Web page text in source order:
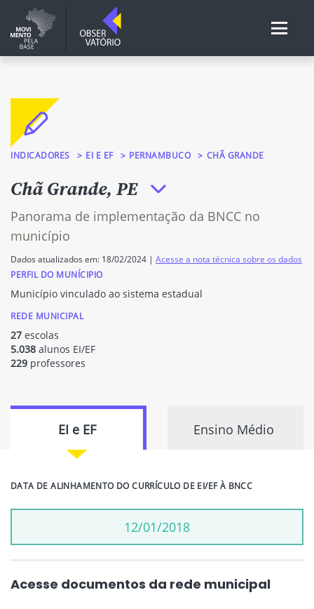
INDICADORES EI E EF PERNAMBUCO CHÃ GRANDE
Chã Grande, PE
Panorama de implementação da BNCC no
município
Dados atualizados em: 18/02/2024 | Acesse a nota técnica sobre os dados
PERFIL DO MUNÍCIPIO
Município vinculado ao sistema estadual
REDE MUNICIPAL
27 escolas
5.038 alunos EI/EF
229 professores
EI e EF Ensino Médio
DATA DE ALINHAMENTO DO CURRÍCULO DE EI/EF À BNCC
12/01/2018
Acesse documentos da rede municipal